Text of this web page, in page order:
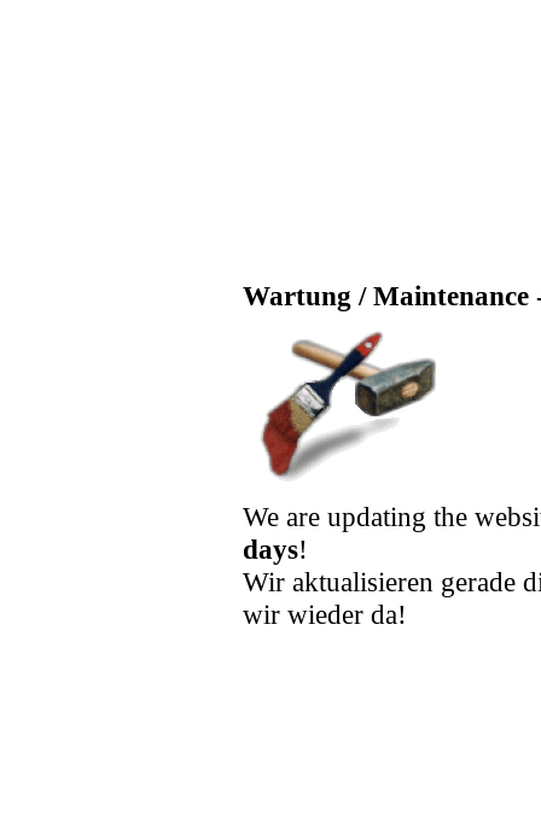
Wartung / Maintenance
We are updating the
days!
Wir aktualisieren gerade
wir wieder da!